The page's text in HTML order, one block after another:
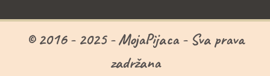
© 2016 - 2025 - MojaPijaca - Sva prava
zadržana